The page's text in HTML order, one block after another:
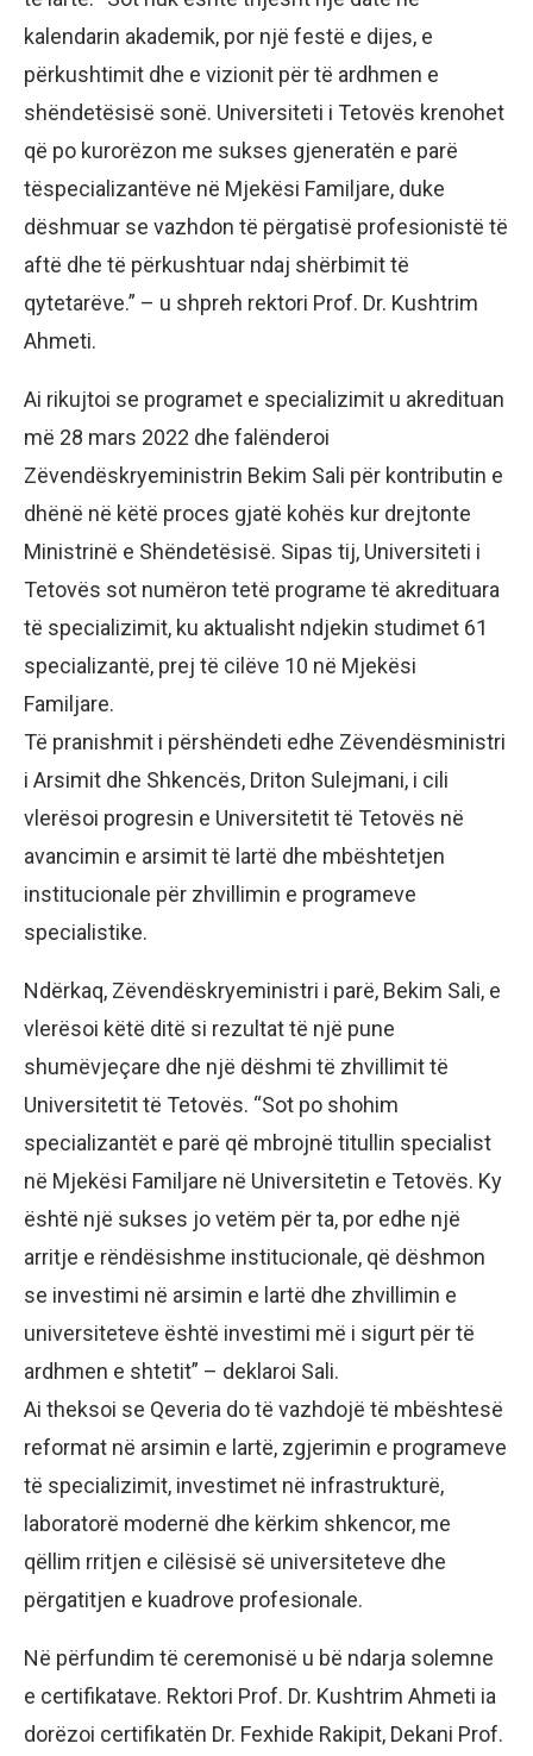
kalendarin akademik, por një festë e dijes, e
përkushtimit dhe e vizionit për të ardhmen e
shëndetësisë sonë. Universiteti i Tetovës krenohet
që po kurorëzon me sukses gjeneratën e parë
tëspecializantëve në Mjekësi Familjare, duke
dëshmuar se vazhdon të përgatisë profesionistë të
aftë dhe të përkushtuar ndaj shërbimit të
qytetarëve.” – u shpreh rektori Prof. Dr. Kushtrim
Ahmeti.
Ai rikujtoi se programet e specializimit u akredituan
më 28 mars 2022 dhe falënderoi
Zëvendëskryeministrin Bekim Sali për kontributin e
dhënë në këtë proces gjatë kohës kur drejtonte
Ministrinë e Shëndetësisë. Sipas tij, Universiteti i
Tetovës sot numëron tetë programe të akredituara
të specializimit, ku aktualisht ndjekin studimet 61
specializantë, prej të cilëve 10 në Mjekësi
Familjare.
Të pranishmit i përshëndeti edhe Zëvendësministri
i Arsimit dhe Shkencës, Driton Sulejmani, i cili
vlerësoi progresin e Universitetit të Tetovës në
avancimin e arsimit të lartë dhe mbështetjen
institucionale për zhvillimin e programeve
specialistike.
Ndërkaq, Zëvendëskryeministri i parë, Bekim Sali, e
vlerësoi këtë ditë si rezultat të një pune
shumëvjeçare dhe një dëshmi të zhvillimit të
Universitetit të Tetovës. “Sot po shohim
specializantët e parë që mbrojnë titullin specialist
në Mjekësi Familjare në Universitetin e Tetovës. Ky
është një sukses jo vetëm për ta, por edhe një
arritje e rëndësishme institucionale, që dëshmon
se investimi në arsimin e lartë dhe zhvillimin e
universiteteve është investimi më i sigurt për të
ardhmen e shtetit” – deklaroi Sali.
Ai theksoi se Qeveria do të vazhdojë të mbështesë
reformat në arsimin e lartë, zgjerimin e programeve
të specializimit, investimet në infrastrukturë,
laboratorë modernë dhe kërkim shkencor, me
qëllim rritjen e cilësisë së universiteteve dhe
përgatitjen e kuadrove profesionale.
Në përfundim të ceremonisë u bë ndarja solemne
e certifikatave. Rektori Prof. Dr. Kushtrim Ahmeti ia
dorëzoi certifikatën Dr. Fexhide Rakipit, Dekani Prof.